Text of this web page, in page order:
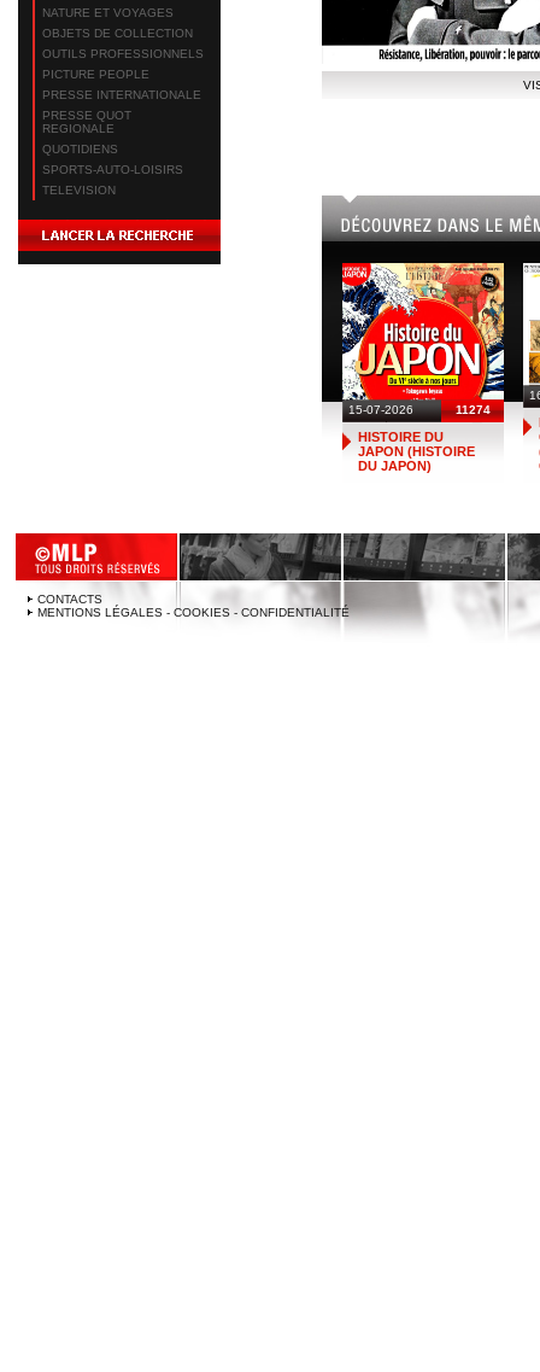
NATURE ET VOYAGES
OBJETS DE COLLECTION
OUTILS PROFESSIONNELS
PICTURE PEOPLE
PRESSE INTERNATIONALE
PRESSE QUOT
REGIONALE
QUOTIDIENS
SPORTS-AUTO-LOISIRS
TELEVISION
15-07-2026 11274
HISTOIRE DU
JAPON (HISTOIRE
DU JAPON)
CONTACTS
MENTIONS LÉGALES - COOKIES - CONFIDENTIALITÉ